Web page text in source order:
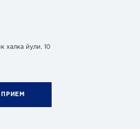
халка йули, 10